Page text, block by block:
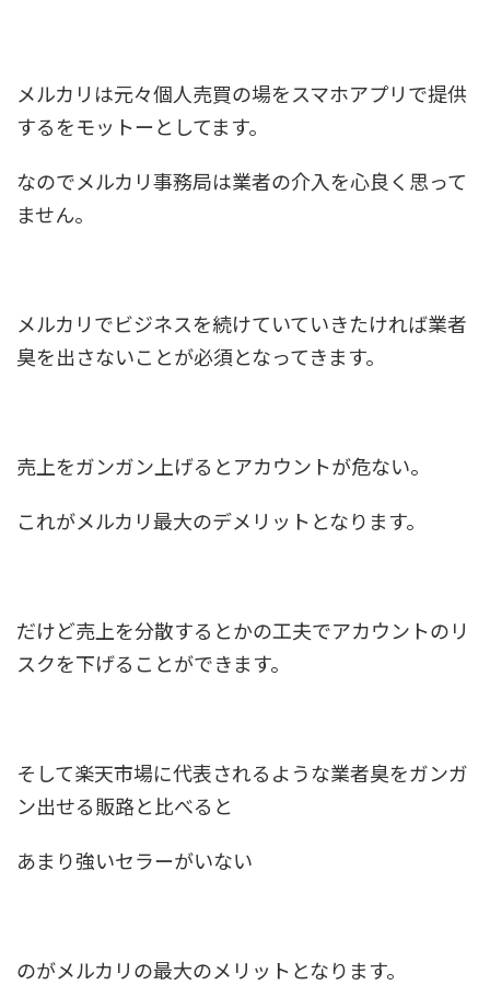
メルカリは元々個人売買の場をスマホアプリで提供
するをモットーとしてます。
なのでメルカリ事務局は業者の介入を心良く思って
ません。
メルカリでビジネスを続けていていきたければ業者
臭を出さないことが必須となってきます。
売上をガンガン上げるとアカウントが危ない。
これがメルカリ最大のデメリットとなります。
だけど売上を分散するとかの工夫でアカウントのリ
スクを下げることができます。
そして楽天市場に代表されるような業者臭をガンガ
ン出せる販路と比べると
あまり強いセラーがいない
のがメルカリの最大のメリットとなります。